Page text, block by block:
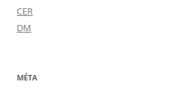
CER
DM
MÉTA